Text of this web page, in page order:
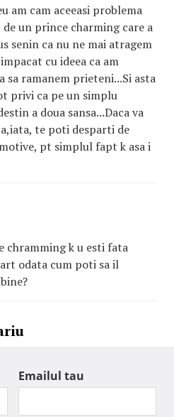
am cam aceeasi problema
un prince charming care a
senin ca nu ne mai atragem
cu ideea ca am
sa ramanem prieteni...Si asta
privi ca pe un simplu
a doua sansa...Daca va
te poti desparti de
pt simplul fapt k asa i
chramming k u esti fata
odata cum poti sa il
Emailul tau